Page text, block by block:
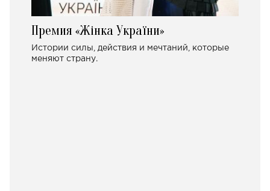
Премия «Жінка України»
Истории силы, действия и мечтаний, которые
меняют страну.